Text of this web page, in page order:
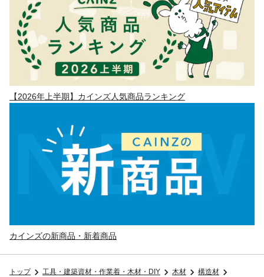
【2026年上半期】カインズ人気商品ランキング
カインズの新商品・新着商品
トップ 工具・建築資材・作業着・木材・DIY 木材
構造材